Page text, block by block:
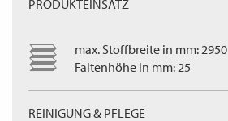
PRODUKTEINSATZ
max. Stoffbreite in mm: 2950
Faltenhöhe in mm: 25
REINIGUNG & PFLEGE